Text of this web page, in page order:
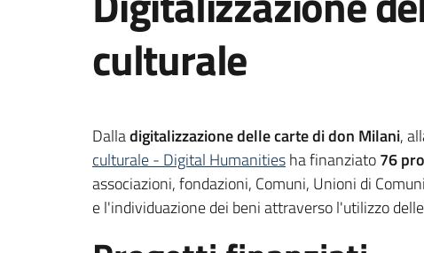
culturale
Dalladigitalizzazione delle carte di don Milani,
culturale - Digital Humanitiesha finanziato76
associazioni, fondazioni, Comuni, Unioni di
e l'individuazione dei beni attraverso l'utilizzo